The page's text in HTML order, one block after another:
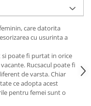
care datorita
cu usurinta a
poate fi purtat in orice
Rucsacul poate fi
de varsta. Chiar
ce adopta acest
pentru femei sunt o